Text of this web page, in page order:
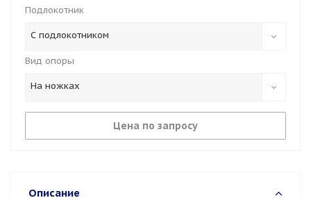
Подлокотник
С подлокотником
Вид опоры
На ножках
Цена по запросу
Описание